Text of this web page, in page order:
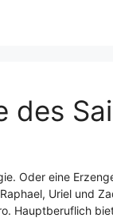
des
Oder eine
Uriel und
Hauptberuflich